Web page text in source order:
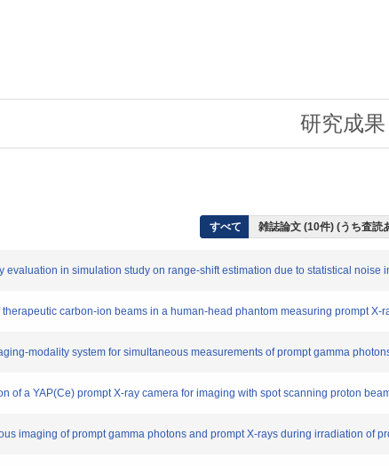
研究成果
すべて 雑誌論文 (10件) (うち査読
evaluation in simulation study on range-shift estimation due to statistical
therapeutic carbon-ion beams in a human-head phantom measuring prompt X-
modality system for simultaneous measurements of prompt gamma
of a YAP(Ce) prompt X-ray camera for imaging with spot scanning proton
imaging of prompt gamma photons and prompt X-rays during irradiation of